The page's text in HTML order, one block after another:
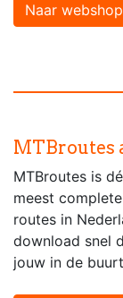
Naar
MTBroutes
MTBroutes is
meest
routes in
download snel
jouw in de